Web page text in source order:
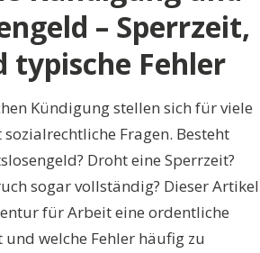
– Sperrzeit,
typische Fehler
Kündigung stellen sich für viele
Fragen. Besteht
Droht eine Sperrzeit?
sogar vollständig? Dieser Artikel
für Arbeit eine ordentliche
welche Fehler häufig zu